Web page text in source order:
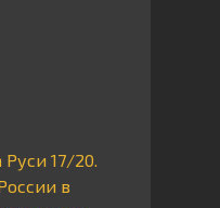
17/20.
в